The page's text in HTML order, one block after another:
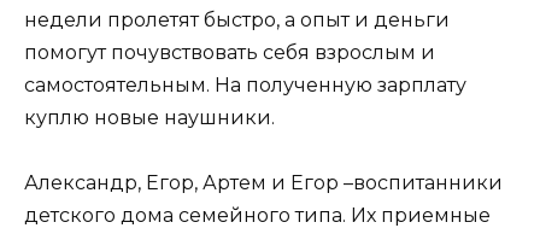
недели пролетят быстро, а опыт и деньги
помогут почувствовать себя взрослым и
самостоятельным. На полученную зарплату
куплю новые наушники.
Александр, Егор, Артем и Егор –воспитанники
детского дома семейного типа. Их приемные